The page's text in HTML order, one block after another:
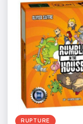
RUPTURE